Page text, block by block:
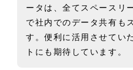
ータは、全てスペースリ
で社内でのデータ共有も
す。便利に活用させてい
トにも期待しています。